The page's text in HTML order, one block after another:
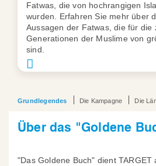
Fatwas, die von hochrangigen
wurden. Erfahren Sie mehr über
Aussagen der Fatwas, die für die
Generationen der Muslime von
sind.
Grundlegendes Die Kampagne Die
Über das "Goldene
"Das Goldene Buch" dient